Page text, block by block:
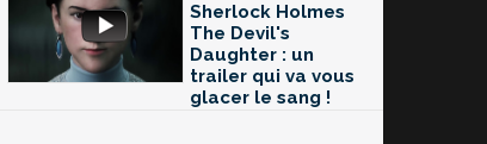
Sherlock Holmes
The Devil's
Daughter : un
trailer qui va vous
glacer le sang !